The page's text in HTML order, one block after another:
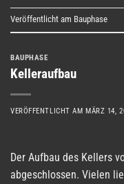
Veröffentlicht am Bauphase
BAUPHASE
Kelleraufbau
VERÖFFENTLICHT AMMÄRZ 14,
Der Aufbau des Kellers
abgeschlossen. Vielen